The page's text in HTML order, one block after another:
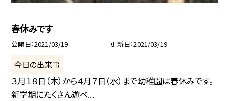
春休みです
公開日 2021/03/19 更新日 2021/03/19
今日の出来事
３月１８日（木）から４月７日（水）まで幼稚園は春休みです。
新学期にたくさん遊べ...